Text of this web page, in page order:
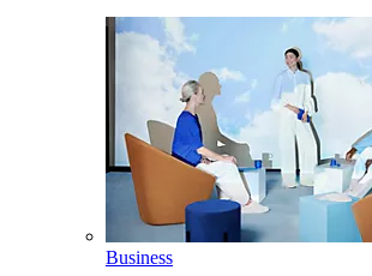
Business